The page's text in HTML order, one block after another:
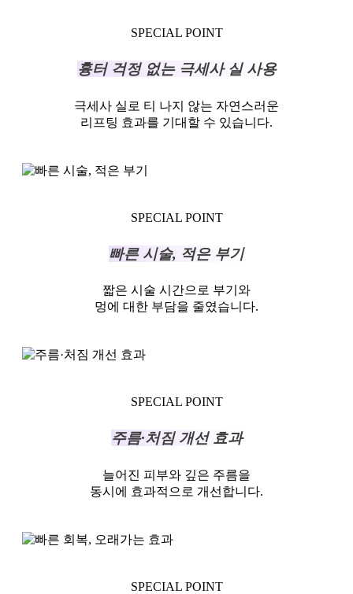
SPECIAL POINT
흉터 걱정 없는 극세사 실 사용
극세사 실로 티 나지 않는 자연스러운
리프팅 효과를 기대할 수 있습니다.
SPECIAL POINT
빠른 시술, 적은 부기
짧은 시술 시간으로 부기와
멍에 대한 부담을 줄였습니다.
SPECIAL POINT
주름·처짐 개선 효과
늘어진 피부와 깊은 주름을
동시에 효과적으로 개선합니다.
SPECIAL POINT